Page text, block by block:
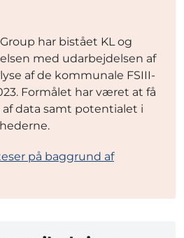
har bistået KL og
med udarbejdelsen af
af de kommunale FSIII-
Formålet har været at få
data samt potentialet i
på baggrund af